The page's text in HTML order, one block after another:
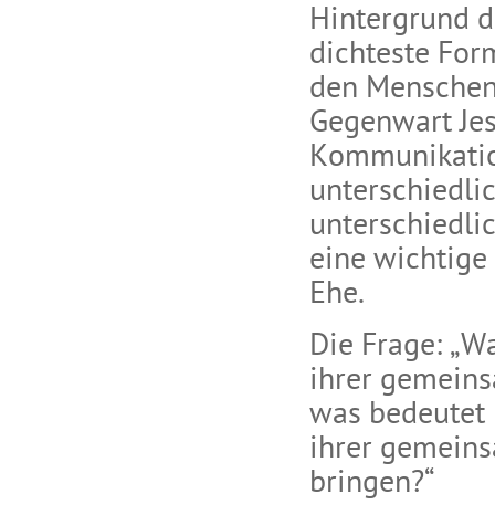
Hintergrund
dichteste
den
Gegenwart
eine wichtige
Ehe.
Die Frage:
ihrer
was
ihrer
bringen?“